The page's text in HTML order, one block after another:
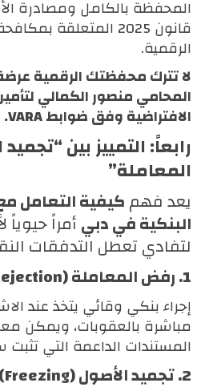
المحفظة بالكامل ومصادرة
قانون 2025 المتعلقة
الرقمية.
لا تترك محفظتك الرقمية
المحامي منصور الكمالي
الافتراضية وفق ضوابط VARA.
رابعاً: التمييز بين
المعاملة”
يعد فهمكيفية التعامل
البنكية في دبيأمراً
لتفادي تعطل التدفقات
1. رفض المعاملة (Rejection)
إجراء بنكي وقائي يتخذ عند
مباشرة بالعقوبات، ويمكن
المستندات الداعمة التي
2. تجميد الأصول (Freezing)